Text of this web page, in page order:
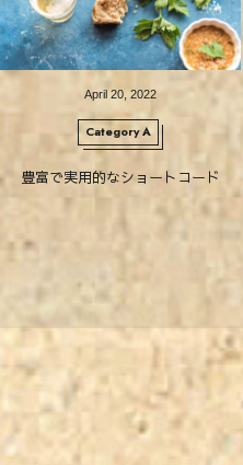
April 20 2022
Category A
豊富で実用的なショートコード